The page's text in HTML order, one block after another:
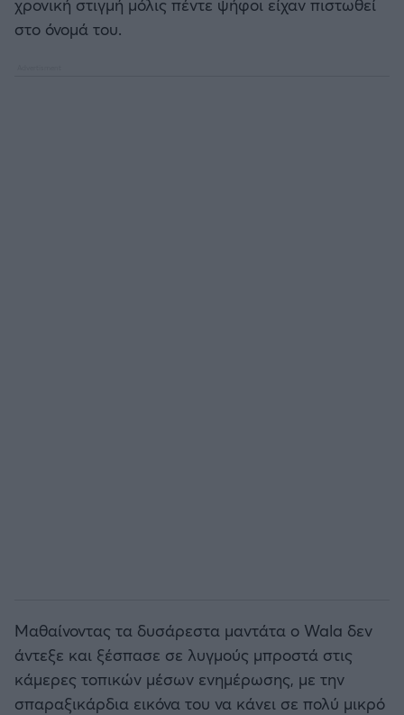
στο όνομά του.
Μαθαίνοντας τα δυσάρεστα μαντάτα ο Wala δεν
άντεξε και ξέσπασε σε λυγμούς μπροστά στις
κάμερες τοπικών μέσων ενημέρωσης, με την
σπαραξικάρδια εικόνα του να κάνει σε πολύ μικρό